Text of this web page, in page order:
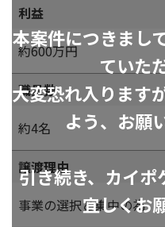
本案件につきまし
ていた
大変恐れ入ります
よう、お願
引き続き、カイ
宜しくお
利益
約600万円
職員数
約4名
譲渡理由
事業の選択と集中の為